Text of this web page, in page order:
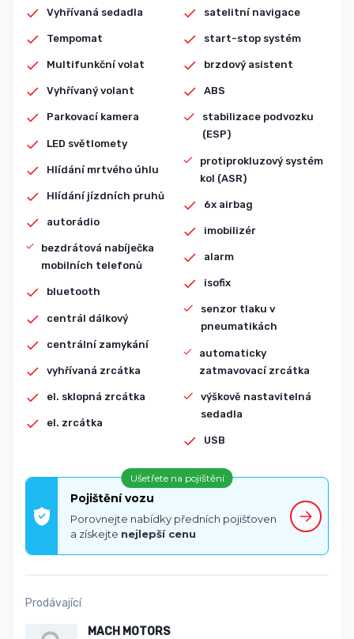
Vyhřívaná sedadla
Tempomat
Multifunkční volat
Vyhřívaný volant
Parkovací kamera
LED světlomety
Hlídání mrtvého úhlu
Hlídání jízdních pruhů
autorádio
bezdrátová nabíječka
mobilních telefonů
bluetooth
centrál dálkový
centrální zamykání
vyhřívaná zrcátka
el. sklopná zrcátka
el. zrcátka
satelitní navigace
start-stop systém
brzdový asistent
ABS
stabilizace podvozku
(ESP)
protiprokluzový systém
kol (ASR)
6x airbag
imobilizér
alarm
isofix
senzor tlaku v
pneumatikách
automaticky
zatmavovací zrcátka
výškově nastavitelná
sedadla
USB
Ušetřete na pojištění
Pojištění vozu
Porovnejte nabídky předních pojišťoven
a získejte nejlepší cenu
Prodávající
MACH MOTORS